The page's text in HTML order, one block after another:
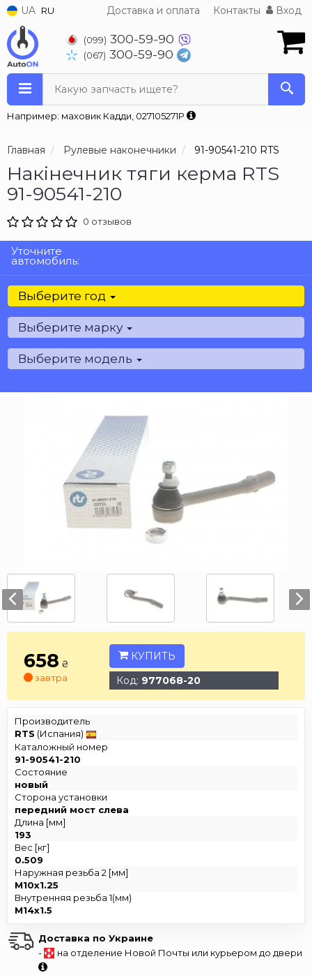
UA RU Доставка и оплата Контакты Вход
(099) 300-59-90
(067) 300-59-90
Какую запчасть ищете?
Например: маховик Кадди, 027105271P
Главная Рулевые наконечники 91-90541-210 RTS
Накінечник тяги керма RTS
91-90541-210
0 отзывов
Уточните
автомобиль:
Выберите год
Выберите марку
Выберите модель
658 ₴
завтра
КУПИТЬ
Код: 977068-20
Производитель
RTS (Испания)
Каталожный номер
91-90541-210
Состояние
новый
Сторона установки
передний мост слева
Длина [мм]
193
Вес [кг]
0.509
Наружная резьба 2 [мм]
M10x1.25
Внутренняя резьба 1(мм)
M14x1.5
Доставка по Украине
-
на отделение Новой Почты или курьером до двери